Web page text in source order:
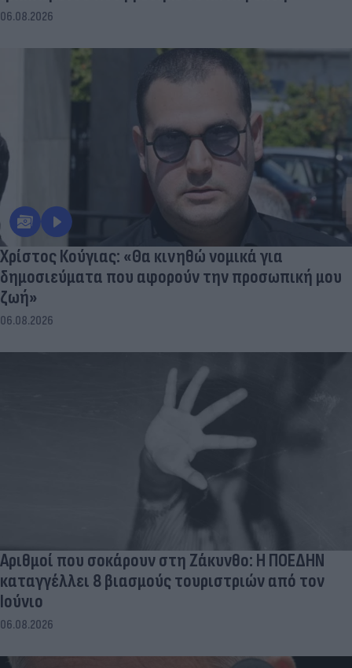
06.08.2026
Χρίστος Κούγιας: «Θα κινηθώ νομικά για
δημοσιεύματα που αφορούν την προσωπική μου
ζωή»
06.08.2026
Αριθμοί που σοκάρουν στη Ζάκυνθο: Η ΠΟΕΔΗΝ
καταγγέλλει 8 βιασμούς τουριστριών από τον
Ιούνιο
06.08.2026